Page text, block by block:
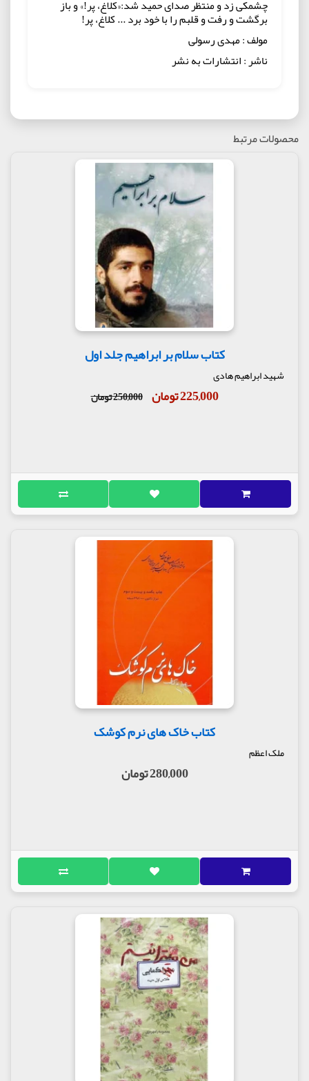
چشمکی زد و منتظر صدای حمید شد:«کلاغ، پر!» و باز
برگشت و رفت و قلبم را با خود برد ... کلاغ، پر!
مولف : مهدی رسولی
ناشر : انتشارات به نشر
محصولات مرتبط
کتاب سلام بر ابراهیم جلد اول
شهید ابراهیم هادی
225,000 تومان 250,000 تومان
کتاب خاک های نرم کوشک
ملک اعظم
280,000 تومان